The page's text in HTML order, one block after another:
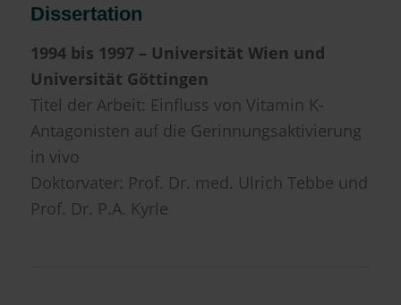
Dissertation
1994 bis 1997 – Universität Wien und
Universität Göttingen
Titel der Arbeit: Einfluss von Vitamin K-
Antagonisten auf die Gerinnungsaktivierung
in vivo
Doktorvater: Prof. Dr. med. Ulrich Tebbe und
Prof. Dr. P.A. Kyrle